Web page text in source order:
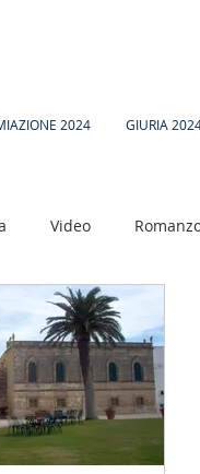
2024 GIURIA
Video